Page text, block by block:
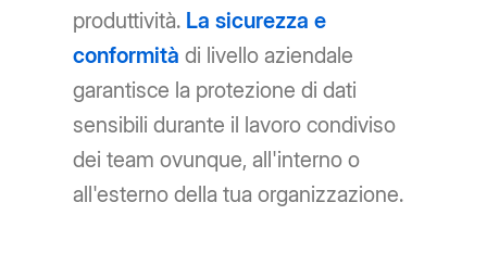
produttività. La sicurezza e
conformità di livello aziendale
garantisce la protezione di dati
sensibili durante il lavoro condiviso
dei team ovunque, all'interno o
all'esterno della tua organizzazione.